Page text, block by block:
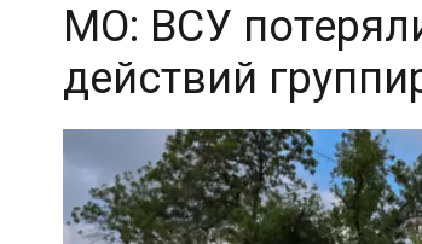
МО: ВСУ
действий